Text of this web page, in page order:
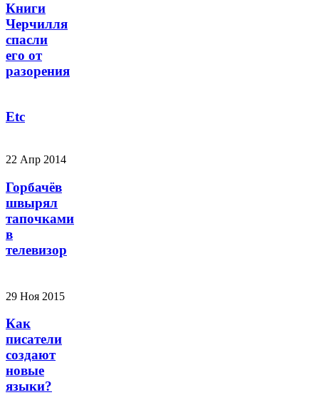
Книги
Черчилля
спасли
его от
разорения
Etc
22 Апр 2014
Горбачёв
швырял
тапочками
в
телевизор
29 Ноя 2015
Как
писатели
создают
новые
языки?